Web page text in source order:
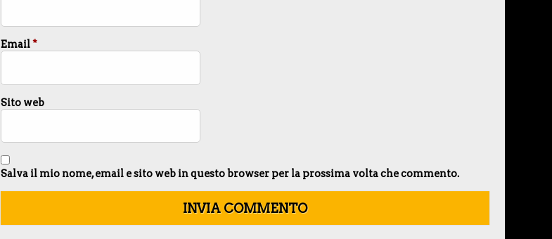
Email*
Sito web
Salva il mio nome, email e sito web in questo browser per la prossima volta che commento.